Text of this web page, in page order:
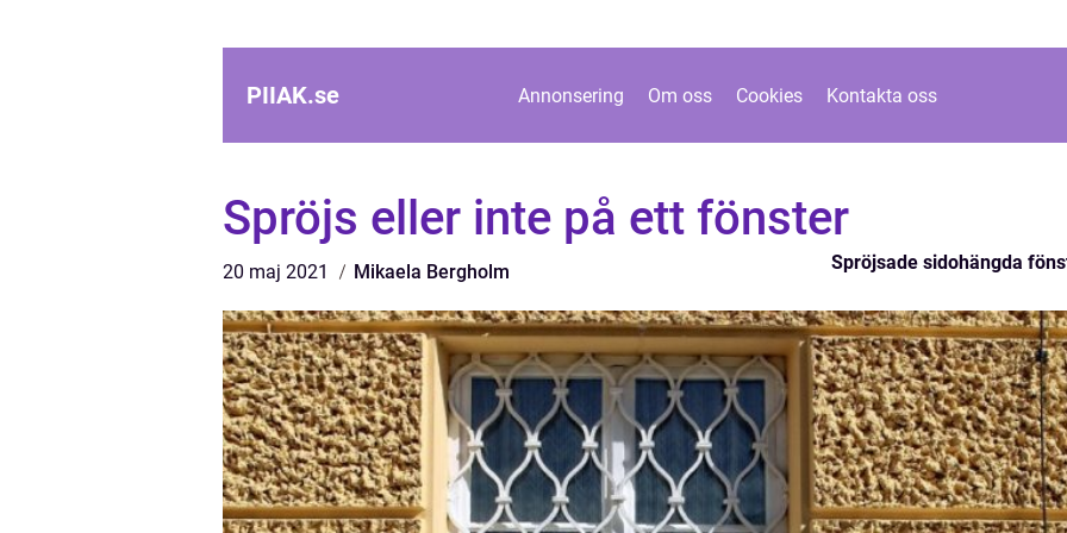
PIIAK.se Annonsering Om oss Cookies Kontakta oss
Spröjs eller inte på ett fönster
20 maj 2021 Mikaela Bergholm Spröjsade sidohängda